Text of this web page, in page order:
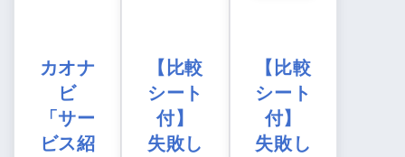
カオナ
ビ
「サー
ビス紹
【比較
シート
付】
失敗し
【比較
シート
付】
失敗し